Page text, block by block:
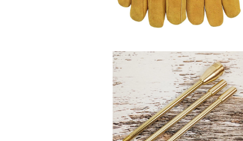
野良道具製作所 / 野良ブラスタ
ー【コンパクトver.】 3本継6
0cm
¥7,800